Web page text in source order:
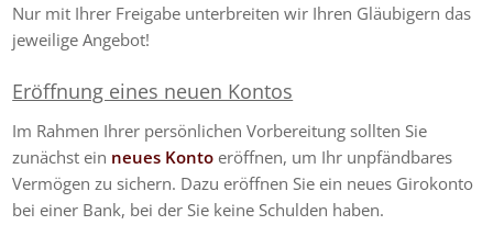
Nur mit Ihrer Freigabe unterbreiten wir Ihren Gläubigern das
jeweilige Angebot!
Eröffnung eines neuen Kontos
Im Rahmen Ihrer persönlichen Vorbereitung sollten Sie
zunächst ein neues Konto eröffnen, um Ihr unpfändbares
Vermögen zu sichern. Dazu eröffnen Sie ein neues Girokonto
bei einer Bank, bei der Sie keine Schulden haben.